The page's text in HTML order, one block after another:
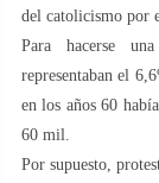
del catolicismo por
Para hacerse
representaban el
en los años 60
60 mil.
Por supuesto,